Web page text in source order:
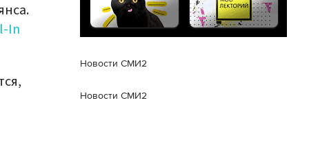
In
Новости СМИ2
Новости СМИ2